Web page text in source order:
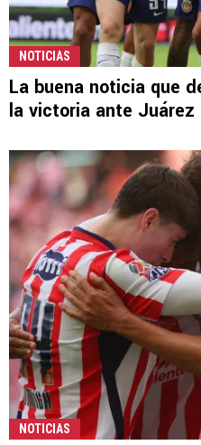
NOTICIAS
La buena noticia que
la victoria ante Juárez
NOTICIAS